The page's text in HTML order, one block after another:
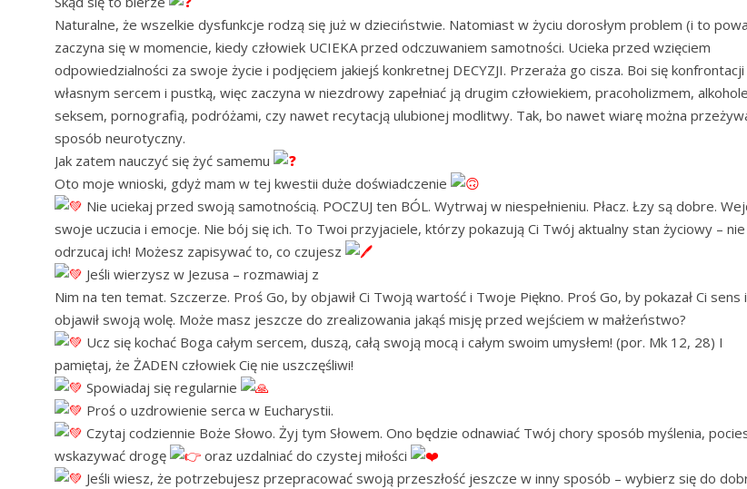
Naturalne, że wszelkie dysfunkcje rodzą się już w dzieciństwie. Natomiast w życiu dorosłym problem (i to
zaczyna się w momencie, kiedy człowiek UCIEKA przed odczuwaniem samotności. Ucieka przed wzięciem
odpowiedzialności za swoje życie i podjęciem jakiejś konkretnej DECYZJI. Przeraża go cisza. Boi się konfrontacji
własnym sercem i pustką, więc zaczyna w niezdrowy zapełniać ją drugim człowiekiem, pracoholizmem,
seksem, pornografią, podróżami, czy nawet recytacją ulubionej modlitwy. Tak, bo nawet wiarę można
sposób neurotyczny.
Jak zatem nauczyć się żyć samemu
Oto moje wnioski, gdyż mam w tej kwestii duże doświadczenie
Nie uciekaj przed swoją samotnością. POCZUJ ten BÓL. Wytrwaj w niespełnieniu. Płacz. Łzy są dobre.
swoje uczucia i emocje. Nie bój się ich. To Twoi przyjaciele, którzy pokazują Ci Twój aktualny stan życiowy – nie
odrzucaj ich! Możesz zapisywać to, co czujesz
Jeśli wierzysz w Jezusa – rozmawiaj z
Nim na ten temat. Szczerze. Proś Go, by objawił Ci Twoją wartość i Twoje Piękno. Proś Go, by pokazał Ci sens i
objawił swoją wolę. Może masz jeszcze do zrealizowania jakąś misję przed wejściem w małżeństwo?
Ucz się kochać Boga całym sercem, duszą, całą swoją mocą i całym swoim umysłem! (por. Mk 12, 28) I
pamiętaj, że ŻADEN człowiek Cię nie uszczęśliwi!
Spowiadaj się regularnie
Proś o uzdrowienie serca w Eucharystii.
Czytaj codziennie Boże Słowo. Żyj tym Słowem. Ono będzie odnawiać Twój chory sposób myślenia,
wskazywać drogę
oraz uzdalniać do czystej miłości
Jeśli wiesz, że potrzebujesz przepracować swoją przeszłość jeszcze w inny sposób – wybierz się do